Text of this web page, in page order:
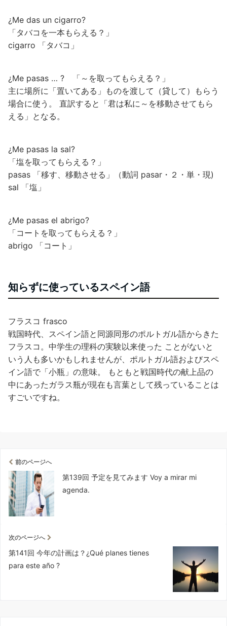
¿Me das un cigarro?
「タバコを一本もらえる？」
cigarro 「タバコ」
¿Me pasas … ? 「～を取ってもらえる？」
主に場所に「置いてある」ものを渡して（貸して）もらう
場合に使う。 直訳すると「君は私に～を移動させてもら
える」となる。
¿Me pasas la sal?
「塩を取ってもらえる？」
pasas 「移す、移動させる」（動詞 pasar・２・単・現)
sal 「塩」
¿Me pasas el abrigo?
「コートを取ってもらえる？」
abrigo 「コート」
知らずに使っているスペイン語
フラスコ frasco
戦国時代、スペイン語と同源同形のポルトガル語からきた
フラスコ。中学生の理科の実験以来使った ことがないと
いう人も多いかもしれませんが、ポルトガル語およびスペ
イン語で「小瓶」の意味。 もともと戦国時代の献上品の
中にあったガラス瓶が現在も言葉として残っていることは
すごいですね。
前のページへ
第139回 予定を見てみます Voy a mirar mi
agenda.
次のページへ
第141回 今年の計画は？¿Qué planes tienes
para este año ?